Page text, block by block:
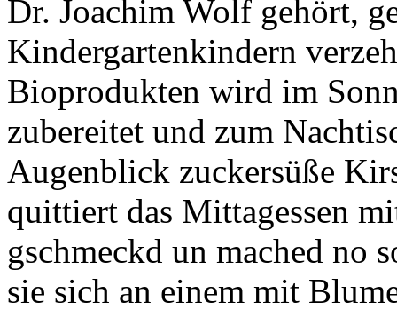
Dr. Joachim Wolf gehört,
Kindergartenkindern
Bioprodukten wird im
zubereitet und zum
Augenblick zuckersüße
quittiert das Mittagessen
gschmeckd un mached no
sie sich an einem mit